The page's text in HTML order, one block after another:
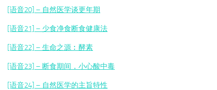
[语音20] – 自然医学谈更年期
[语音21] – 少食净食断食健康法
[语音22] – 生命之源︰酵素
[语音23] – 断食期间，小心酸中毒
[语音24] – 自然医学的主旨特性